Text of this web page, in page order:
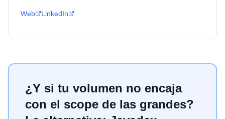
Web LinkedIn
¿Y si tu volumen no encaja
con el scope de las grandes?